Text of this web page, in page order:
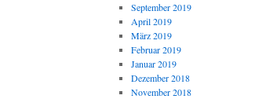
September 2019
April 2019
März 2019
Februar 2019
Januar 2019
Dezember 2018
November 2018